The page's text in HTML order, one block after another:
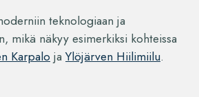
teknologiaan ja
mikä näkyy esimerkiksi kohteissa
Karpalo jaYlöjärven Hiilimiilu.